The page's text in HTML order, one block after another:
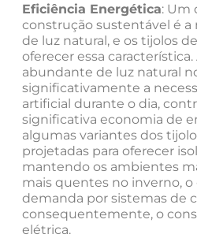
Eficiência Energética: Um
construção sustentável é a
de luz natural, e os tijolos
oferecer essa
abundante de luz natural
significativamente a
artificial durante o dia,
significativa economia de
algumas variantes dos
projetadas para oferecer
mantendo os ambientes
mais quentes no inverno,
demanda por sistemas de
consequentemente, o
elétrica.